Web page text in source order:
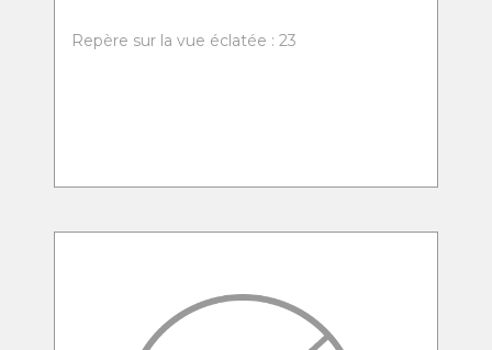
Repère sur la vue éclatée : 23